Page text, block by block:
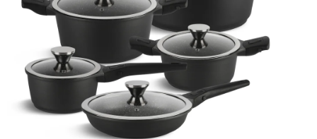
ZÁHRADNÝ NÁBYTOK
TV STOLÍKY